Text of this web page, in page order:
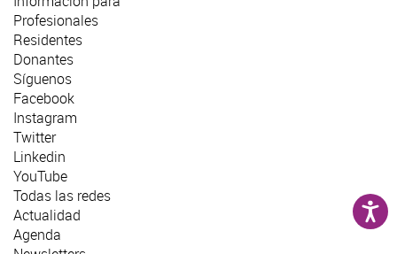
Profesionales
Residentes
Donantes
Síguenos
Facebook
Instagram
Twitter
Linkedin
YouTube
Todas las redes
Actualidad
Agenda